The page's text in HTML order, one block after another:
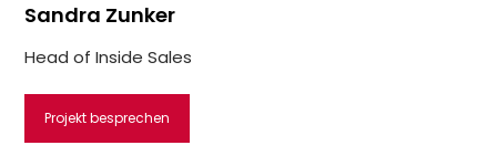
Sandra Zunker
Head of Inside Sales
Projekt besprechen